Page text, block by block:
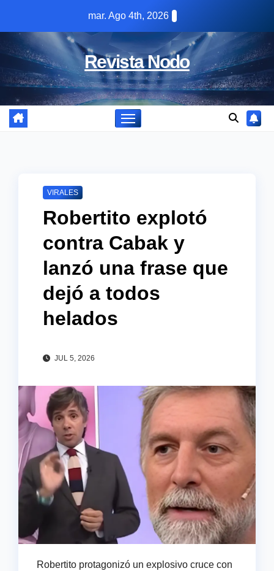
content
mar. Ago 4th, 2026
Revista Nodo
VIRALES
Robertito explotó
contra Cabak y
lanzó una frase que
dejó a todos
helados
JUL 5, 2026
Robertito protagonizó un explosivo cruce con